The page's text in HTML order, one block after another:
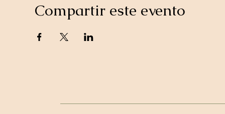
Compartir este evento